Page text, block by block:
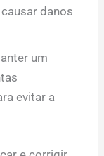
danos
um
evitar a